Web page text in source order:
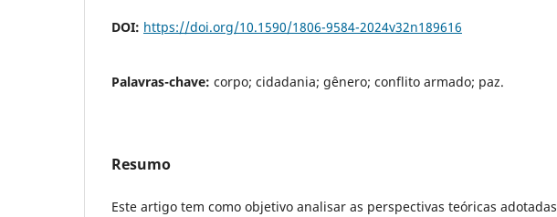
DOI: https://doi.org/10.1590/1806-9584-2024v32n189616
Palavras-chave: corpo; cidadania; gênero; conflito armado; paz.
Resumo
Este artigo tem como objetivo analisar as perspectivas teóricas adotadas